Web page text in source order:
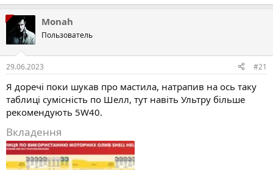
Monah
Пользователь
29.06.2023 #21
Я доречі поки шукав про мастила, натрапив на ось таку
таблиці сумісність по Шелл, тут навіть Ультру більше
рекомендують 5W40.
Вкладення